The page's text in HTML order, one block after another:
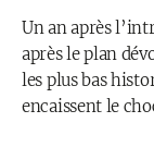
Un an après
après le plan
les plus bas
encaissent le